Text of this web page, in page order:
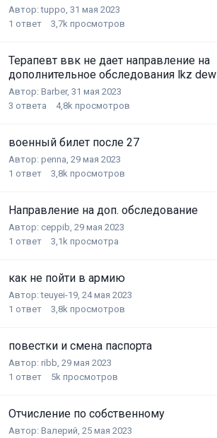
Автор:tuppo 31 мая 2023
1 ответ 3,7k просмотров
Терапевт ввк не дает направление на
дополнительное обследования lkz dew
Автор: Barber, 31 мая 2023
3 ответа 4,8k просмотров
военный билет после 27
Автор: penna 29 мая 2023
1 ответ 3,8k просмотров
Направление на доп. обследование
Автор: ceppib 29 мая 2023
1 ответ 3,1k просмотра
как не пойти в армию
Автор:teuyei-19 24 мая 2023
1 ответ 3,8k просмотров
повестки и смена паспорта
Автор: ribb 29 мая 2023
1 ответ 5k просмотров
Отчисление по собственному
Автор: Валерий 25 мая 2023